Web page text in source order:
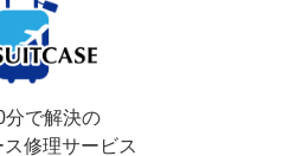
分で解決の
修理サービス